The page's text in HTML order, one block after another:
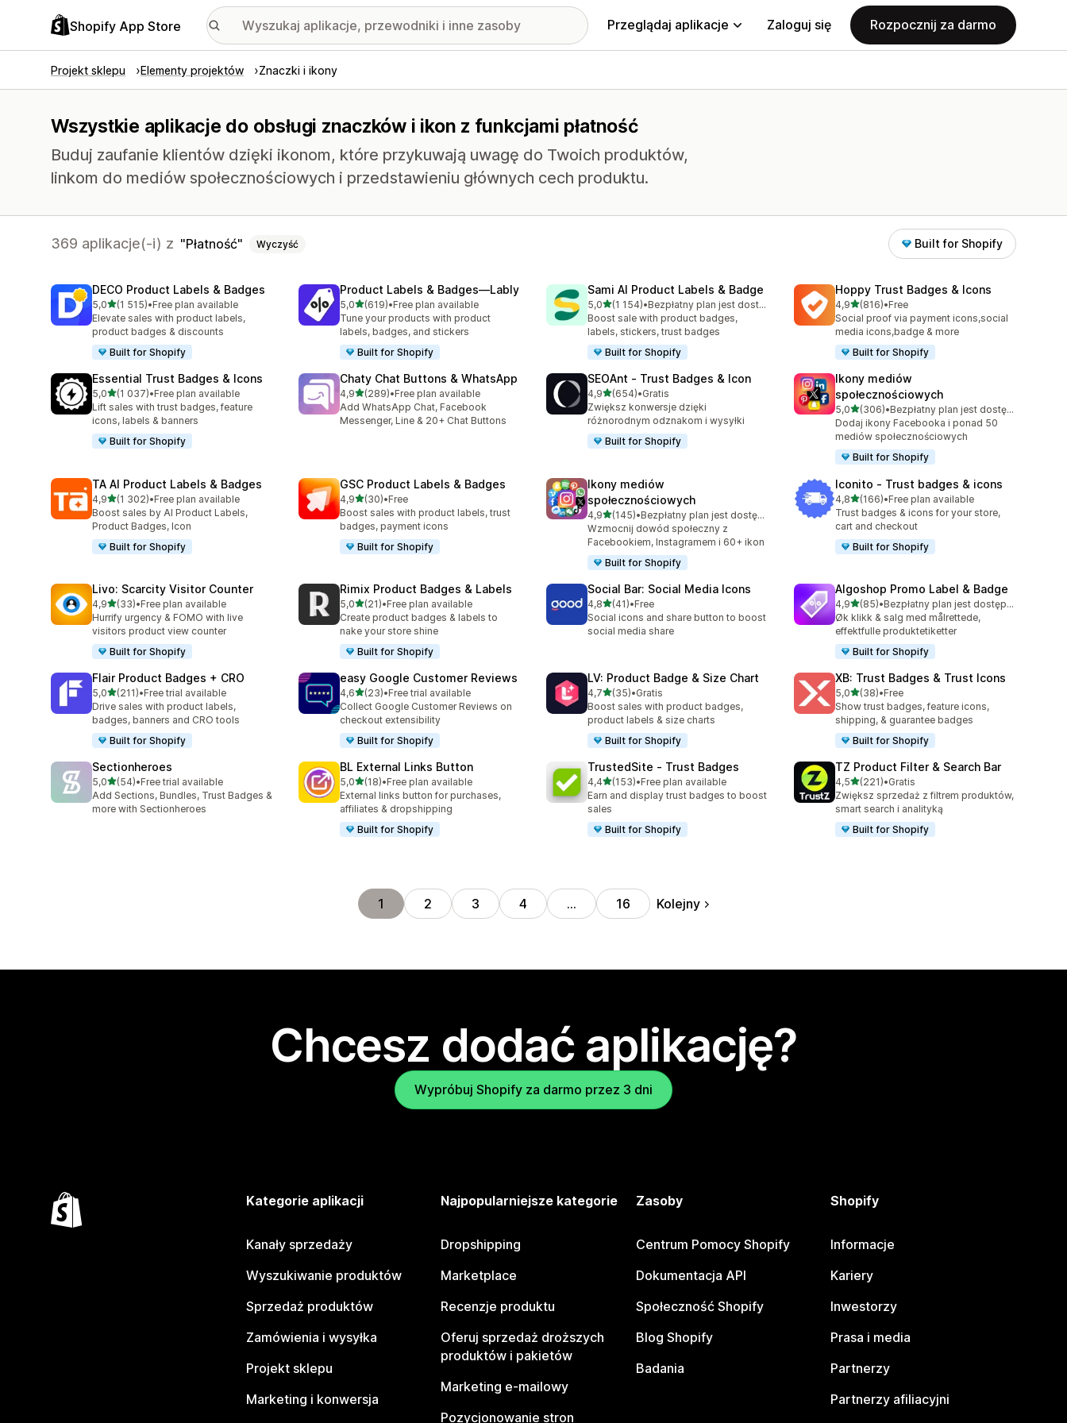
Shopify App Store Przeglądaj aplikacje Zaloguj się Rozpocznij za darmo
Projekt sklepu Elementy projektów Znaczki i ikony
Wszystkie aplikacje do obsługi znaczków i ikon z funkcjami płatność
Buduj zaufanie klientów dzięki ikonom, które przykuwają uwagę do Twoich produktów,
linkom do mediów społecznościowych i przedstawieniu głównych cech produktu.
369 aplikacje(-i) z Płatność Wyczyść Built for Shopify
DECO Product Labels & Badges
5,0na 5 gwiazdek
(1 515)
Łączna liczba recenzji: 1515
•Free plan available
Elevate sales with product labels,
product badges & discounts
Built for Shopify
Product Labels & Badges—Lably
5,0na 5 gwiazdek
(619)
Łączna liczba recenzji: 619
•Free plan available
Tune your products with product
labels, badges, and stickers
Built for Shopify
Sami AI Product Labels & Badge
5,0na 5 gwiazdek
(1 154)
Łączna liczba recenzji: 1154
•
Bezpłatny plan jest dostępny
Boost sale with product badges,
labels, stickers, trust badges
Built for Shopify
Hoppy Trust Badges & Icons
4,9na 5 gwiazdek
(816)
Łączna liczba recenzji: 816
•Free
Social proof via payment icons,social
media icons,badge & more
Built for Shopify
Essential Trust Badges & Icons
5,0na 5 gwiazdek
(1 037)
Łączna liczba recenzji: 1037
•Free plan available
Lift sales with trust badges, feature
icons, labels & banners
Built for Shopify
Chaty Chat Buttons & WhatsApp
4,9na 5 gwiazdek
(289)
Łączna liczba recenzji: 289
•Free plan available
Add WhatsApp Chat, Facebook
Messenger, Line & 20+ Chat Buttons
SEOAnt ‑ Trust Badges & Icon
4,9na 5 gwiazdek
(654)
Łączna liczba recenzji: 654
•Gratis
Zwiększ konwersje dzięki
różnorodnym odznakom i wysyłki
Built for Shopify
Ikony mediów
społecznościowych
5,0na 5 gwiazdek
(306)
Łączna liczba recenzji: 306
•
Bezpłatny plan jest dostępny
Dodaj ikony Facebooka i ponad 50
mediów społecznościowych
Built for Shopify
TA AI Product Labels & Badges
4,9na 5 gwiazdek
(1 302)
Łączna liczba recenzji: 1302
•Free plan available
Boost sales by AI Product Labels,
Product Badges, Icon
Built for Shopify
GSC Product Labels & Badges
4,9na 5 gwiazdek
(30)
Łączna liczba recenzji: 30
•Free
Boost sales with product labels, trust
badges, payment icons
Built for Shopify
Ikony mediów
społecznościowych
4,9na 5 gwiazdek
(145)
Łączna liczba recenzji: 145
•
Bezpłatny plan jest dostępny
Wzmocnij dowód społeczny z
Facebookiem, Instagramem i 60+ ikon
Built for Shopify
Iconito ‑ Trust badges & icons
4,8na 5 gwiazdek
(166)
Łączna liczba recenzji: 166
•Free plan available
Trust badges & icons for your store,
cart and checkout
Built for Shopify
Livo: Scarcity Visitor Counter
4,9na 5 gwiazdek
(33)
Łączna liczba recenzji: 33
•Free plan available
Hurrify urgency & FOMO with live
visitors product view counter
Built for Shopify
Rimix Product Badges & Labels
5,0na 5 gwiazdek
(21)
Łączna liczba recenzji: 21
•Free plan available
Create product badges & labels to
nake your store shine
Built for Shopify
Social Bar: Social Media Icons
4,8na 5 gwiazdek
(41)
Łączna liczba recenzji: 41
•Free
Social icons and share button to boost
social media share
Algoshop Promo Label & Badge
4,9na 5 gwiazdek
(85)
Łączna liczba recenzji: 85
•
Bezpłatny plan jest dostępny
Øk klikk & salg med målrettede,
effektfulle produktetiketter
Built for Shopify
Flair Product Badges + CRO
5,0na 5 gwiazdek
(211)
Łączna liczba recenzji: 211
•Free trial available
Drive sales with product labels,
badges, banners and CRO tools
Built for Shopify
easy Google Customer Reviews
4,6na 5 gwiazdek
(23)
Łączna liczba recenzji: 23
•Free trial available
Collect Google Customer Reviews on
checkout extensibility
Built for Shopify
LV: Product Badge & Size Chart
4,7na 5 gwiazdek
(35)
Łączna liczba recenzji: 35
•Gratis
Boost sales with product badges,
product labels & size charts
Built for Shopify
XB: Trust Badges & Trust Icons
5,0na 5 gwiazdek
(38)
Łączna liczba recenzji: 38
•Free
Show trust badges, feature icons,
shipping, & guarantee badges
Built for Shopify
Sectionheroes
5,0na 5 gwiazdek
(54)
Łączna liczba recenzji: 54
•Free trial available
Add Sections, Bundles, Trust Badges &
more with Sectionheroes
BL External Links Button
5,0na 5 gwiazdek
(18)
Łączna liczba recenzji: 18
•Free plan available
External links button for purchases,
affiliates & dropshipping
Built for Shopify
TrustedSite ‑ Trust Badges
4,4na 5 gwiazdek
(153)
Łączna liczba recenzji: 153
•Free plan available
Earn and display trust badges to boost
sales
Built for Shopify
TZ Product Filter & Search Bar
4,5na 5 gwiazdek
(221)
Łączna liczba recenzji: 221
•Gratis
Zwiększ sprzedaż z filtrem produktów,
smart search i analityką
Built for Shopify
1 2 3 4 … 16 Kolejny
Chcesz dodać aplikację?
Wypróbuj Shopify za darmo przez 3 dni
Kategorie aplikacji
Kanały sprzedaży
Wyszukiwanie produktów
Sprzedaż produktów
Zamówienia i wysyłka
Projekt sklepu
Marketing i konwersja
Najpopularniejsze kategorie
Dropshipping
Marketplace
Recenzje produktu
Oferuj sprzedaż droższych
produktów i pakietów
Marketing e-mailowy
Pozycjonowanie stron
Zasoby
Centrum Pomocy Shopify
Dokumentacja API
Społeczność Shopify
Blog Shopify
Badania
Shopify
Informacje
Kariery
Inwestorzy
Prasa i media
Partnerzy
Partnerzy afiliacyjni